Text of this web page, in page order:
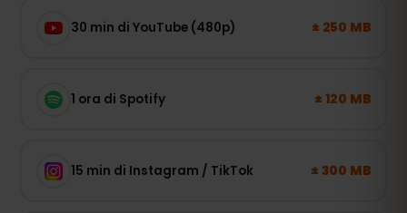
30 min di YouTube (480p) ± 250 MB
1 ora di Spotify ± 120 MB
15 min di Instagram / TikTok ± 300 MB